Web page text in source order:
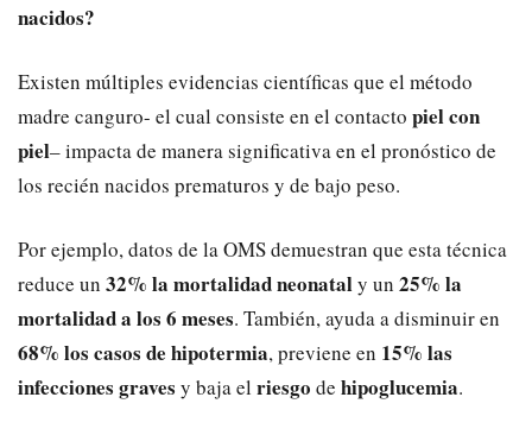
nacidos?
Existen múltiples evidencias científicas que el método
madre canguro- el cual consiste en el contacto piel con
piel– impacta de manera significativa en el pronóstico de
los recién nacidos prematuros y de bajo peso.
Por ejemplo, datos de la OMS demuestran que esta técnica
reduce un 32% la mortalidad neonataly un 25% la
mortalidad a los 6 meses. También, ayuda a disminuir en
68% los casos de hipotermia, previene en 15% las
infecciones graves y baja el riesgo de hipoglucemia.